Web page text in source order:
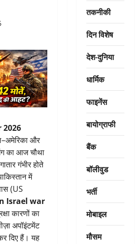
और
का आज चौथा
गंभीर होते
में
(US
Israel war
कारणों का
अपॉइंटमेंट
दिए हैं। यह
तकनीकी
दिन विशेष
देश-दुनिया
धार्मिक
फाइनेंस
बायोग्राफी
बैंक
बॉलीवुड
भर्ती
मोबाइल
मौसम